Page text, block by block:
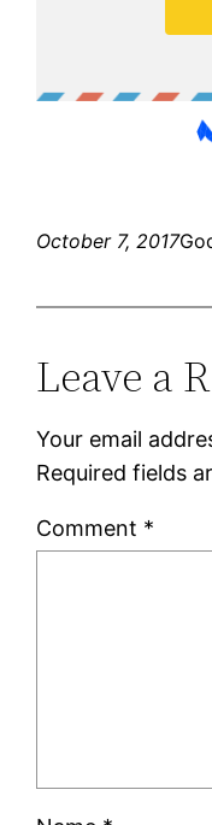
October 7, 2017
Leave a
Your email
Required fields
Comment *